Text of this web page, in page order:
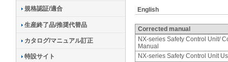
English
Corrected manual
NX-series Safety Control Unit/
Manual
NX-series Safety Control Unit
規格認証/適合
生産終了品/推奨代替品
カタログ/マニュアル訂正
特設サイト